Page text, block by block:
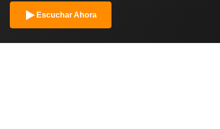
Escuchar Ahora